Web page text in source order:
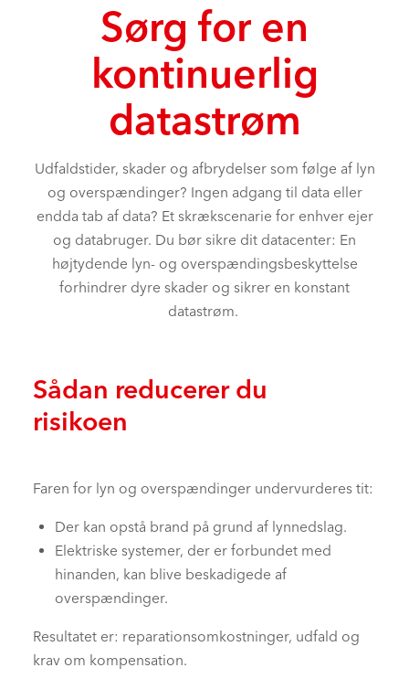
Sørg for en
kontinuerlig
datastrøm
Udfaldstider, skader og afbrydelser som følge af lyn
og overspændinger? Ingen adgang til data eller
endda tab af data? Et skrækscenarie for enhver ejer
og databruger. Du bør sikre dit datacenter: En
højtydende lyn- og overspændingsbeskyttelse
forhindrer dyre skader og sikrer en konstant
datastrøm.
Sådan reducerer du
risikoen
Faren for lyn og overspændinger undervurderes tit:
Der kan opstå brand på grund af lynnedslag.
Elektriske systemer, der er forbundet med
hinanden, kan blive beskadigede af
overspændinger.
Resultatet er: reparationsomkostninger, udfald og
krav om kompensation.